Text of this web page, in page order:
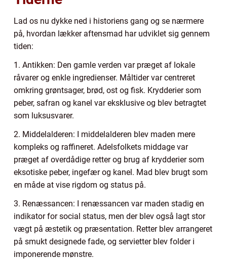
Lad os nu dykke ned i historiens gang og se nærmere
på, hvordan lækker aftensmad har udviklet sig gennem
tiden:
1. Antikken: Den gamle verden var præget af lokale
råvarer og enkle ingredienser. Måltider var centreret
omkring grøntsager, brød, ost og fisk. Krydderier som
peber, safran og kanel var eksklusive og blev betragtet
som luksusvarer.
2. Middelalderen: I middelalderen blev maden mere
kompleks og raffineret. Adelsfolkets middage var
præget af overdådige retter og brug af krydderier som
eksotiske peber, ingefær og kanel. Mad blev brugt som
en måde at vise rigdom og status på.
3. Renæssancen: I renæssancen var maden stadig en
indikator for social status, men der blev også lagt stor
vægt på æstetik og præsentation. Retter blev arrangeret
på smukt designede fade, og servietter blev folder i
imponerende mønstre.